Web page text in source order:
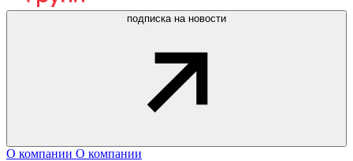
подписка на новости
О компании О компании